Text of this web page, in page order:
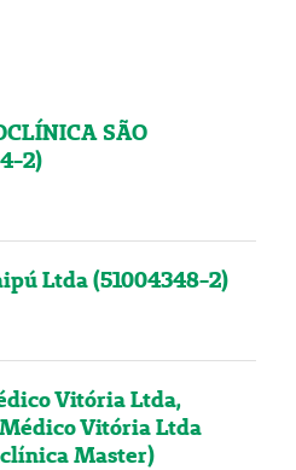
SÃO
2)
Ltda (51004348-2)
Vitória Ltda,
Vitória Ltda
Master)